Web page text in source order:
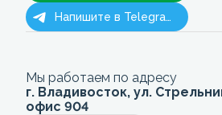
Напишите в Telegram
Мы работаем по адресу
г. Владивосток, ул.
офис 904